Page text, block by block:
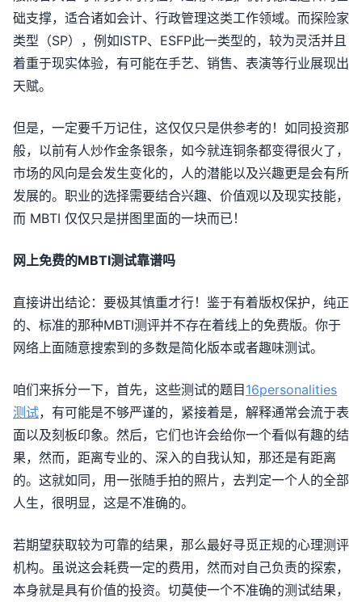
础支撑，适合诸如会计、行政管理这类工作领域。而探险家
类型（SP），例如ISTP、ESFP此一类型的，较为灵活并且
着重于现实体验，有可能在手艺、销售、表演等行业展现出
天赋。
但是，一定要千万记住，这仅仅只是供参考的！如同投资那
般，以前有人炒作金条银条，如今就连铜条都变得很火了，
市场的风向是会发生变化的，人的潜能以及兴趣更是会有所
发展的。职业的选择需要结合兴趣、价值观以及现实技能，
而 MBTI 仅仅只是拼图里面的一块而已！
网上免费的MBTI测试靠谱吗
直接讲出结论：要极其慎重才行！鉴于有着版权保护，纯正
的、标准的那种MBTI测评并不存在着线上的免费版。你于
网络上面随意搜索到的多数是简化版本或者趣味测试。
咱们来拆分一下，首先，这些测试的题目 16personalities
测试，有可能是不够严谨的，紧接着是，解释通常会流于表
面以及刻板印象。然后，它们也许会给你一个看似有趣的结
果，然而，距离专业的、深入的自我认知，那还是有距离
的。这就如同，用一张随手拍的照片，去判定一个人的全部
人生，很明显，这是不准确的。
若期望获取较为可靠的结果，那么最好寻觅正规的心理测评
机构。虽说这会耗费一定的费用，然而对自己负责的探索，
本身就是具有价值的投资。切莫使一个不准确的测试结果，